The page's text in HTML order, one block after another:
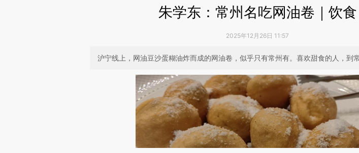
朱学东：常州名吃网油卷｜饮食
2025年12月26日 11:57
沪宁线上，网油豆沙蛋糊油炸而成的网油卷，似乎只有常州有。喜欢甜食的人，到